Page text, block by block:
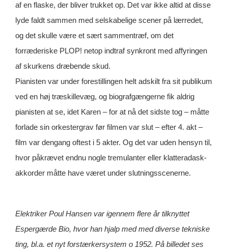
af en flaske, der bliver trukket op. Det var ikke altid at disse
lyde faldt sammen med selskabelige scener på lærredet,
og det skulle være et sært sammentræf, om det
forræderiske PLOP! netop indtraf synkront med affyringen
af skurkens dræbende skud.
Pianisten var under forestillingen helt adskilt fra sit publikum
ved en høj træskillevæg, og biografgængerne fik aldrig
pianisten at se, idet Karen – for at nå det sidste tog – måtte
forlade sin orkestergrav før filmen var slut – efter 4. akt –
film var dengang oftest i 5 akter. Og det var uden hensyn til,
hvor påkrævet endnu nogle tremulanter eller klatteradask-
akkorder måtte have været under slutningsscenerne.
Elektriker Poul Hansen var igennem flere år tilknyttet
Espergærde Bio, hvor han hjalp med med diverse tekniske
ting, bl.a. et nyt forstærkersystem o 1952. På billedet ses